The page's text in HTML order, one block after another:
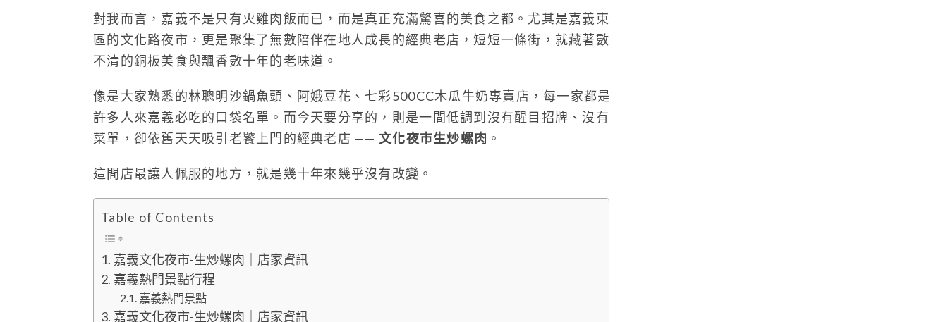
對我而言，嘉義不是只有火雞肉飯而已，而是真正充滿驚喜的美食之都。尤其是嘉義東
區的文化路夜市，更是聚集了無數陪伴在地人成長的經典老店，短短一條街，就藏著數
不清的銅板美食與飄香數十年的老味道。
像是大家熟悉的林聰明沙鍋魚頭、阿娥豆花、七彩500CC木瓜牛奶專賣店，每一家都是
許多人來嘉義必吃的口袋名單。而今天要分享的，則是一間低調到沒有醒目招牌、沒有
菜單，卻依舊天天吸引老饕上門的經典老店 —— 文化夜市生炒螺肉 。
這間店最讓人佩服的地方，就是幾十年來幾乎沒有改變。
Table of Contents
嘉義文化夜市-生炒螺肉｜店家資訊
嘉義熱門景點行程
嘉義熱門景點
嘉義文化夜市-生炒螺肉｜店家資訊